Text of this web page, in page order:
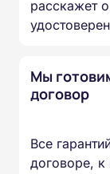
расскажет
Мы
договор
Все
договоре, к